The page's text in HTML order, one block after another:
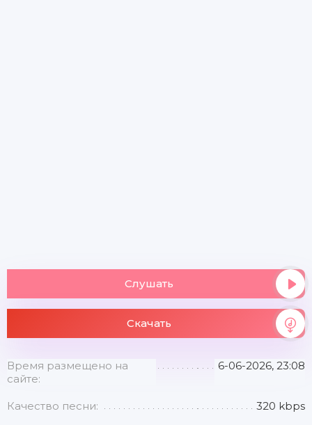
Слушать
Скачать
Время размещено на
сайте:
6-06-2026, 23:08
Качество песни: 320 kbps